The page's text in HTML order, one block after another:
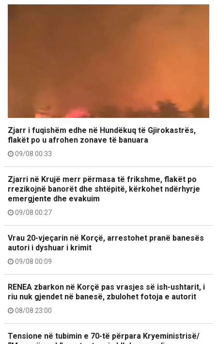
Zjarr i fuqishëm edhe në Hundëkuq të Gjirokastrës,
flakët po u afrohen zonave të banuara
09/08 00:33
Zjarri në Krujë merr përmasa të frikshme, flakët po
rrezikojnë banorët dhe shtëpitë, kërkohet ndërhyrje
emergjente dhe evakuim
09/08 00:27
Vrau 20-vjeçarin në Korçë, arrestohet pranë banesës
autori i dyshuar i krimit
09/08 00:09
RENEA zbarkon në Korçë pas vrasjes së ish-ushtarit, i
riu nuk gjendet në banesë, zbulohet fotoja e autorit
08/08 23:00
Tensione në tubimin e 70-të përpara Kryeministrisë/